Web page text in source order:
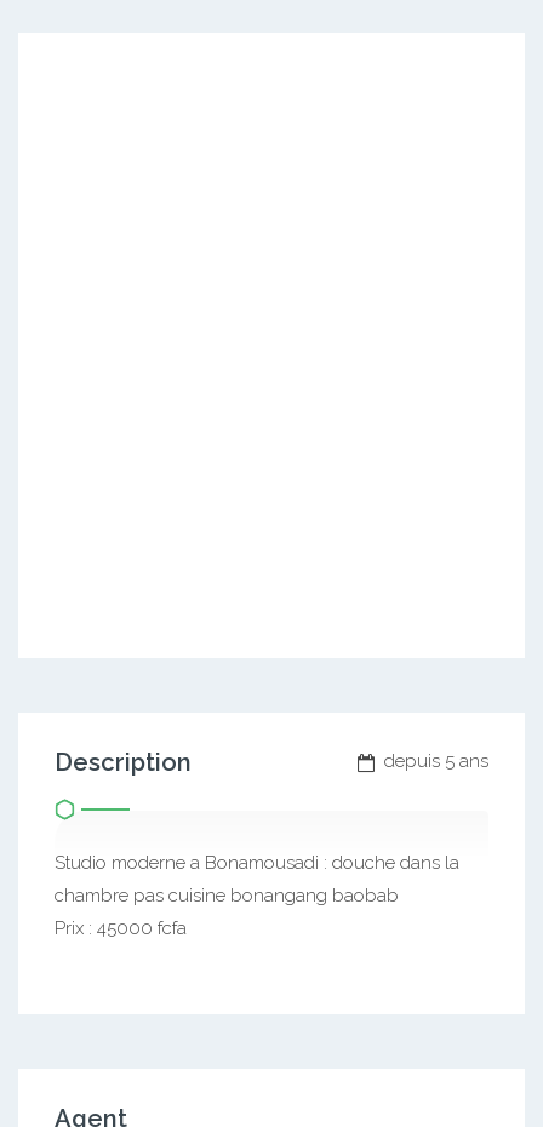
depuis 5 ans
Description
Studio moderne a Bonamousadi : douche dans la
chambre pas cuisine bonangang baobab
Prix : 45000 fcfa
Agent